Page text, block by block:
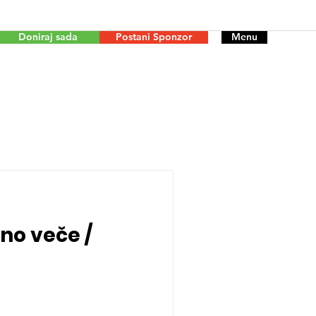
Menu
Doniraj sada Postani Sponzor
veče /